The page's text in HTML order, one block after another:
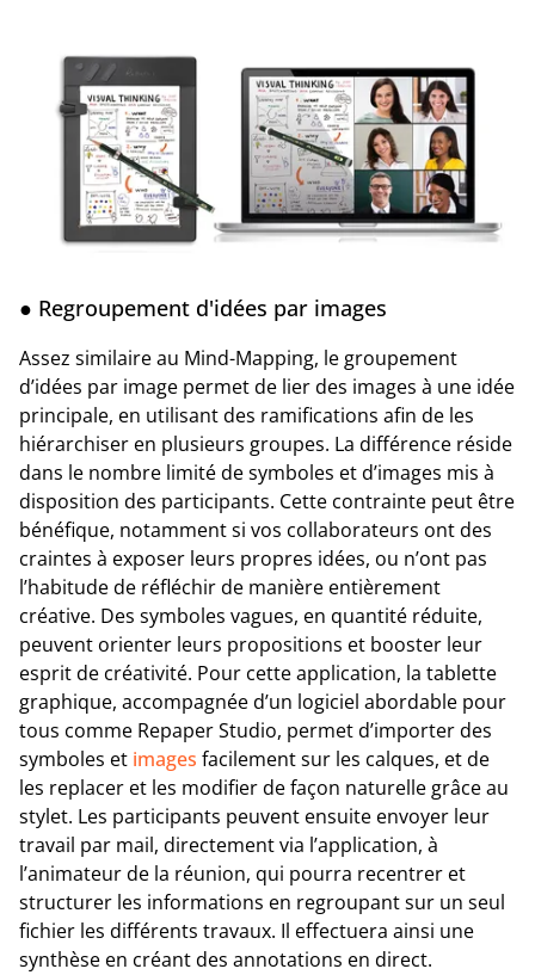
● Regroupement d'idées par images
Assez similaire au Mind-Mapping, le groupement
d’idées par image permet de lier des images à une idée
principale, en utilisant des ramifications afin de les
hiérarchiser en plusieurs groupes. La différence réside
dans le nombre limité de symboles et d’images mis à
disposition des participants. Cette contrainte peut être
bénéfique, notamment si vos collaborateurs ont des
craintes à exposer leurs propres idées, ou n’ont pas
l’habitude de réfléchir de manière entièrement
créative. Des symboles vagues, en quantité réduite,
peuvent orienter leurs propositions et booster leur
esprit de créativité. Pour cette application, la tablette
graphique, accompagnée d’un logiciel abordable pour
tous comme Repaper Studio, permet d’importer des
symboles et images facilement sur les calques, et de
les replacer et les modifier de façon naturelle grâce au
stylet. Les participants peuvent ensuite envoyer leur
travail par mail, directement via l’application, à
l’animateur de la réunion, qui pourra recentrer et
structurer les informations en regroupant sur un seul
fichier les différents travaux. Il effectuera ainsi une
synthèse en créant des annotations en direct.